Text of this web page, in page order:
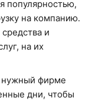
популярностью,
на компанию.
и
на их
нужный фирме
дни, чтобы